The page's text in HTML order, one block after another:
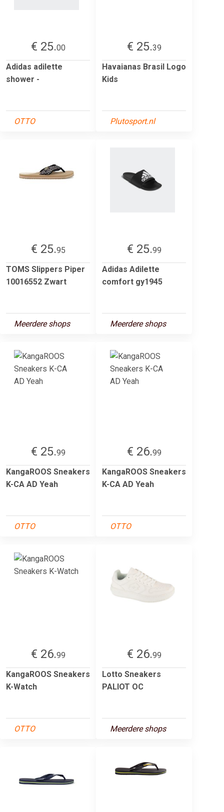
€ 25.00
Adidas adilette
shower -
OTTO
€ 25.39
Havaianas Brasil Logo
Kids
Plutosport.nl
€ 25.95
TOMS Slippers Piper
10016552 Zwart
Meerdere shops
€ 25.99
Adidas Adilette
comfort gy1945
Meerdere shops
€ 25.99
KangaROOS Sneakers
K-CA AD Yeah
OTTO
€ 26.99
KangaROOS Sneakers
K-CA AD Yeah
OTTO
€ 26.99
KangaROOS Sneakers
K-Watch
OTTO
€ 26.99
Lotto Sneakers
PALIOT OC
Meerdere shops